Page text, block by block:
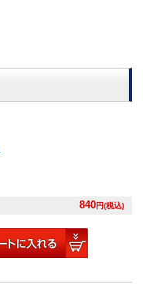
840円(税込)